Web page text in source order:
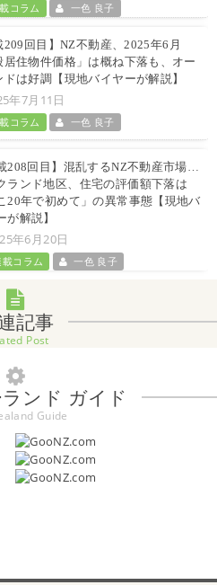
コラム 一色 良子
209回目】NZ不動産、2025年6月
居住物件価格」は概ね下落も、オー
ドは好調【現地バイヤーが解説】
年7月11日
コラム 一色 良子
208回目】混乱するNZ不動産市場…
ランド地区、住宅の評価額下落は
20年で初めて」の異常事態【現地バ
が解説】
年6月20日
載コラム 一色 良子
記事
Post
ンド ガイド
Guide